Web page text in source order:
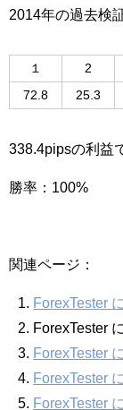
2014年の過去検
１ 2
72.8
25.3
338.4pipsの利益
勝率：100%
関連ページ：
ForexTester
ForexTester
ForexTester
ForexTester
ForexTester